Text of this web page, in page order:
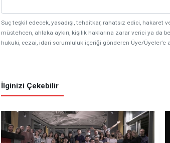
Suç teşkil edecek, yasadışı, tehditkar, rahatsız edici, hakaret
müstehcen, ahlaka aykırı, kişilik haklarına zarar verici ya
hukuki, cezai, idari sorumluluk içeriği gönderen Üye/Üyeler’e
İlginizi Çekebilir